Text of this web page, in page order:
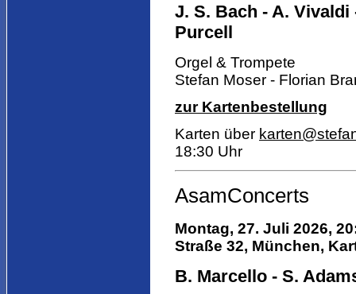
J. S. Bach - A. Vivaldi
Purcell
Orgel & Trompete
Stefan Moser - Florian
zur Kartenbestellung
Karten über
18:30 Uhr
AsamConcerts
Montag, 27. Juli 2026,
Straße 32, München,
B. Marcello - S.